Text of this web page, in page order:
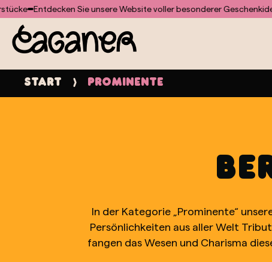
Für das Doofinder-Modul wurde keine Vorlage gefunden
Entdecken Sie unsere Website voller besonderer Geschenkideen
Start Prominente
In der Kategorie „Prominente“
Persönlichkeiten aus aller Welt
fangen das Wesen und Charisma